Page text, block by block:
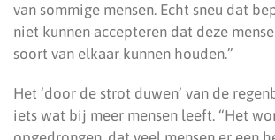
van sommige mensen. Echt sneu dat
niet kunnen accepteren dat deze
soort van elkaar kunnen houden.”
Het ‘door de strot duwen’ van de
iets wat bij meer mensen leeft. “Het